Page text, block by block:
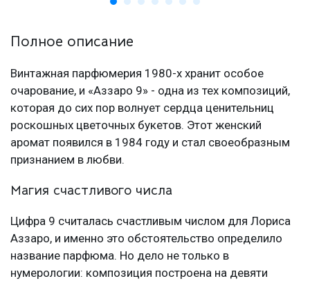
Полное описание
Винтажная парфюмерия 1980-х хранит особое
очарование, и «Аззаро 9» - одна из тех композиций,
которая до сих пор волнует сердца ценительниц
роскошных цветочных букетов. Этот женский
аромат появился в 1984 году и стал своеобразным
признанием в любви.
Магия счастливого числа
Цифра 9 считалась счастливым числом для Лориса
Аззаро, и именно это обстоятельство определило
название парфюма. Но дело не только в
нумерологии: композиция построена на девяти